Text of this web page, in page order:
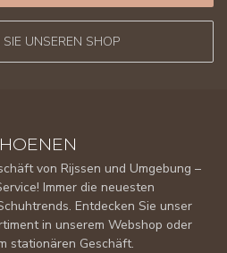
UNSEREN SHOP
von Rijssen und Umgebung –
Immer die neuesten
Entdecken Sie unser
in unserem Webshop oder
stationären Geschäft.